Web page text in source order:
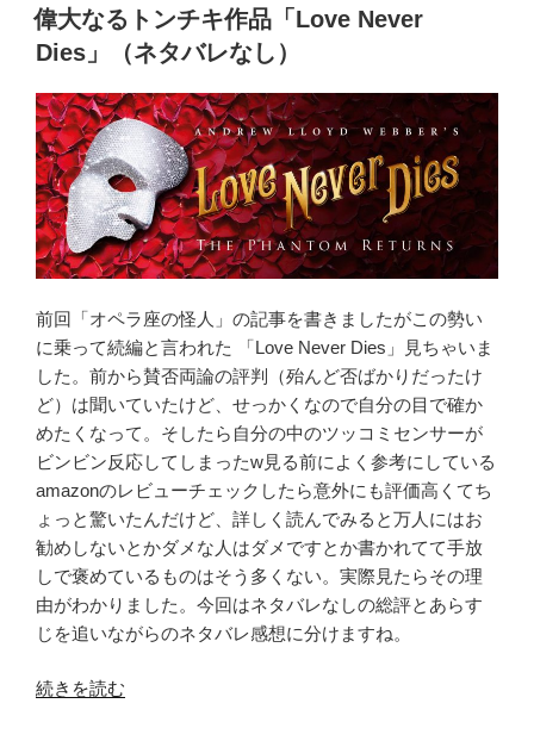
ト
ン
キ
作
品
「Love
Never
Dies」
（ネ
バ
レ
あ
り）”
の
稿
日:
偉大なるトンチキ作品「Love Never
Dies」（ネタバレなし）
前回「オペラ座の怪人」の記事を書きましたがこの勢い
に乗って続編と言われた 「Love Never Dies」見ちゃいま
した。前から賛否両論の評判（殆んど否ばかりだったけ
ど）は聞いていたけど、せっかくなので自分の目で確か
めたくなって。そしたら自分の中のツッコミセンサーが
ビンビン反応してしまったw見る前によく参考にしている
amazonのレビューチェックしたら意外にも評価高くてち
ょっと驚いたんだけど、詳しく読んでみると万人にはお
勧めしないとかダメな人はダメですとか書かれてて手放
しで褒めているものはそう多くない。実際見たらその理
由がわかりました。今回はネタバレなしの総評とあらす
じを追いながらのネタバレ感想に分けますね。
“偉
続きを読む